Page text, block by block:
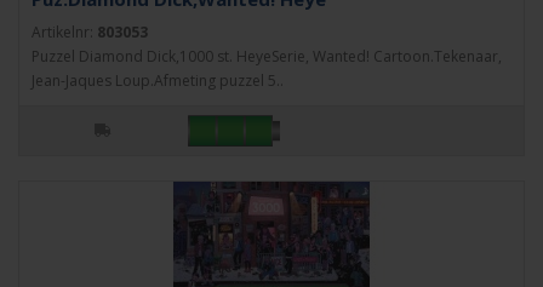
Artikelnr: 803053
Puzzel Diamond Dick,1000 st. HeyeSerie, Wanted! Cartoon.Tekenaar,
Jean-Jaques Loup.Afmeting puzzel 5..